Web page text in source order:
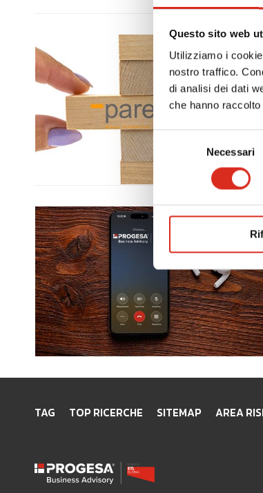
Questo sito web
Utilizziamo i
nostro traffico.
di analisi dei dati
che hanno
Selezione
Necessari
TAG TOP RICERCHE SITEMAP AREA